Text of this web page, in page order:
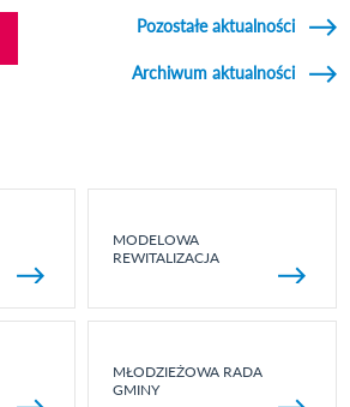
Pozostałe aktualności
Archiwum aktualności
MODELOWA
REWITALIZACJA
MŁODZIEŻOWA RADA
GMINY